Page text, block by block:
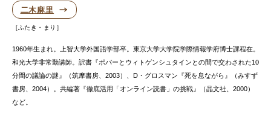
二木麻里
ふたき・まり
1960年生まれ。上智大学外国語学部卒。東京大学大学院学際情報学府博士課程在。
和光大学非常勤講師。訳書『ポパーとウィトゲンシュタインとの間で交わされた10
分間の議論の謎』（筑摩書房、2003）、D・グロスマン『死を息ながら』（みすず
書房、2004）。共編著『徹底活用「オンライン読書」の挑戦』（晶文社、2000）
など。